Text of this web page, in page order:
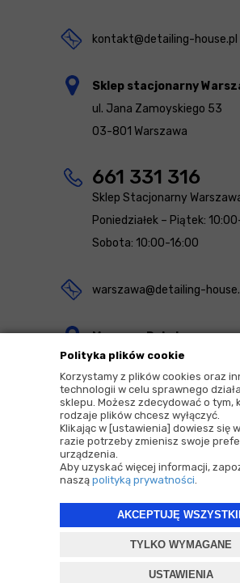
Polityka plików cookie
Korzystamy z plików cookies oraz
technologii w celu sprawnego
sklepu. Możesz zdecydować o tym,
rodzaje plików chcesz wyłączyć.
Klikając w [ustawienia] dowiesz się
razie potrzeby zmienisz swoje
urządzenia.
Aby uzyskać więcej informacji,
naszą polityką prywatności.
AKCEPTUJĘ
TYLKO WYMAGANE
USTAWIENIA
kontakt@detailing-house.pl
Sklep stacjonarny
ul. Jana Zamoyskiego 53
03-801 Warszawa
661 331 316
Sklep Stacjonarny
Poniedziałek – Piątek:
Sobota: 10:00-16:00
warszawa@detailing-
Magazyn Rekcin
Nomos Sp. z o.o. sp.k.
ul. Agrestowa 1
83-010 Rekcin
2026 © Copyrights by |